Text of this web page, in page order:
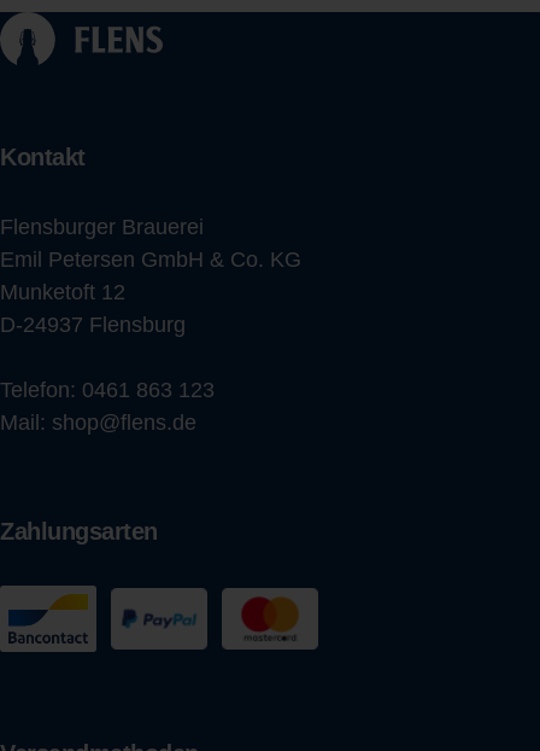
Zahlungsarten
Kontakt
Flensburger Brauerei
Emil Petersen GmbH & Co. KG
Munketoft 12
D-24937 Flensburg
Telefon: 0461 863 123
Mail: shop@flens.de